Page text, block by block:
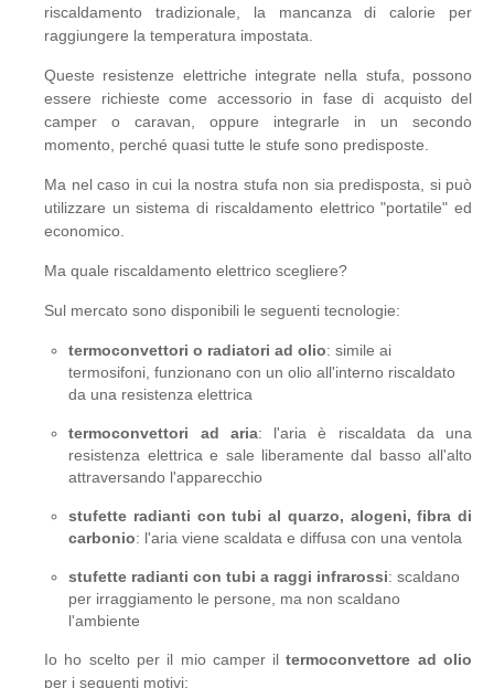
riscaldamento tradizionale, la mancanza di calorie per
raggiungere la temperatura impostata.
Queste resistenze elettriche integrate nella stufa, possono
essere richieste come accessorio in fase di acquisto del
camper o caravan, oppure integrarle in un secondo
momento, perché quasi tutte le stufe sono predisposte.
Ma nel caso in cui la nostra stufa non sia predisposta, si può
utilizzare un sistema di riscaldamento elettrico "portatile" ed
economico.
Ma quale riscaldamento elettrico scegliere?
Sul mercato sono disponibili le seguenti tecnologie:
termoconvettori o radiatori ad olio: simile ai
termosifoni, funzionano con un olio all'interno riscaldato
da una resistenza elettrica
termoconvettori ad aria: l'aria è riscaldata da una
resistenza elettrica e sale liberamente dal basso all'alto
attraversando l'apparecchio
stufette radianti con tubi al quarzo, alogeni, fibra di
carbonio: l'aria viene scaldata e diffusa con una ventola
stufette radianti con tubi a raggi infrarossi: scaldano
per irraggiamento le persone, ma non scaldano
l'ambiente
Io ho scelto per il mio camper il termoconvettore ad olio
per i seguenti motivi: